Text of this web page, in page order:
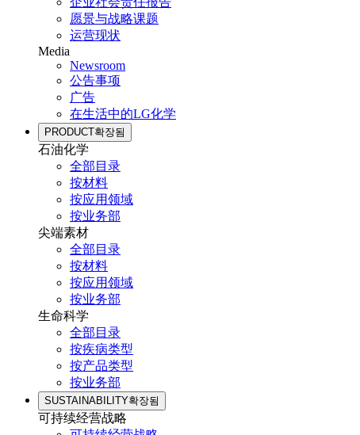
愿景与战略课题
运营现状
Media
Newsroom
公告事项
广告
在生活中的LG化学
PRODUCT확장됨
石油化学
全部目录
按材料
按应用领域
按业务部
尖端素材
全部目录
按材料
按应用领域
按业务部
生命科学
全部目录
按疾病类型
按产品类型
按业务部
SUSTAINABILITY확장됨
可持续经营战略